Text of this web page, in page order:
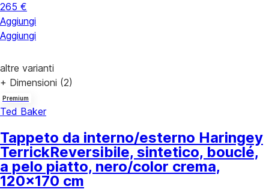
265 €
Aggiungi
Aggiungi
altre varianti
+ Dimensioni (2)
Premium
Ted Baker
Tappeto da interno/esterno Haringey
TerrickReversibile, sintetico, bouclé,
a pelo piatto, nero/color crema,
120x170 cm